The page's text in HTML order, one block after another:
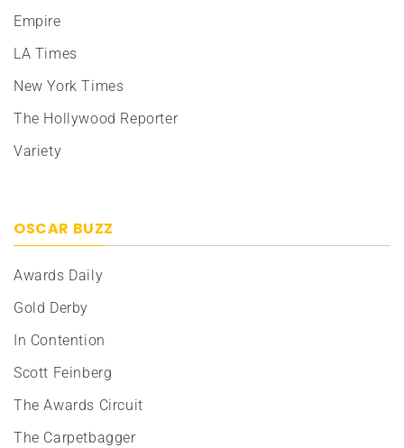
Empire
LA Times
New York Times
The Hollywood Reporter
Variety
OSCAR BUZZ
Awards Daily
Gold Derby
In Contention
Scott Feinberg
The Awards Circuit
The Carpetbagger